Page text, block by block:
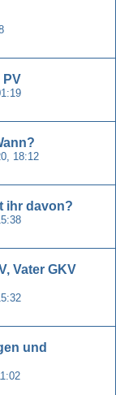
PV
18:12
ihr davon?
Vater GKV
und